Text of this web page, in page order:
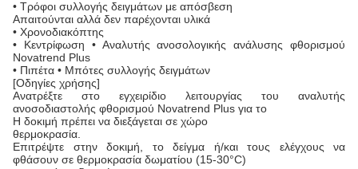
• Τρόφοι συλλογής δειγμάτων με απόσβεση
Απαιτούνται αλλά δεν παρέχονται υλικά
• Χρονοδιακόπτης
• Κεντρίφωση • Αναλυτής ανοσολογικής ανάλυσης φθορισμού
Novatrend Plus
• Πιπέτα • Μπότες συλλογής δειγμάτων
[Οδηγίες χρήσης]
Ανατρέξτε στο εγχειρίδιο λειτουργίας του αναλυτής
ανοσοδιαστολής φθορισμού Novatrend Plus για το
Η δοκιμή πρέπει να διεξάγεται σε χώρο
θερμοκρασία.
Επιτρέψτε στην δοκιμή, το δείγμα ή/και τους ελέγχους να
φθάσουν σε θερμοκρασία δωματίου (15-30°C)